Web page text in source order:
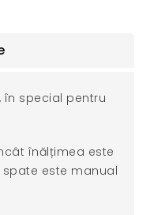
în special pentru
înălțimea este
este manual